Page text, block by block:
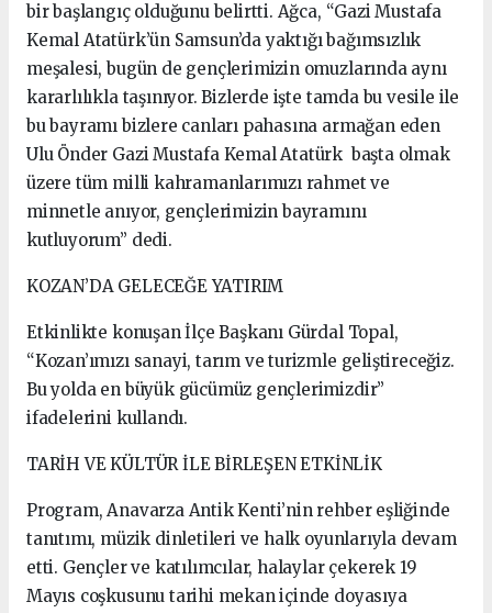
bir başlangıç olduğunu belirtti. Ağca, “Gazi Mustafa
Kemal Atatürk’ün Samsun’da yaktığı bağımsızlık
meşalesi, bugün de gençlerimizin omuzlarında aynı
kararlılıkla taşınıyor. Bizlerde işte tamda bu vesile ile
bu bayramı bizlere canları pahasına armağan eden
Ulu Önder Gazi Mustafa Kemal Atatürk başta olmak
üzere tüm milli kahramanlarımızı rahmet ve
minnetle anıyor, gençlerimizin bayramını
kutluyorum” dedi.
KOZAN’DA GELECEĞE YATIRIM
Etkinlikte konuşan İlçe Başkanı Gürdal Topal,
“Kozan’ımızı sanayi, tarım ve turizmle geliştireceğiz.
Bu yolda en büyük gücümüz gençlerimizdir”
ifadelerini kullandı.
TARİH VE KÜLTÜR İLE BİRLEŞEN ETKİNLİK
Program, Anavarza Antik Kenti’nin rehber eşliğinde
tanıtımı, müzik dinletileri ve halk oyunlarıyla devam
etti. Gençler ve katılımcılar, halaylar çekerek 19
Mayıs coşkusunu tarihi mekan içinde doyasıya